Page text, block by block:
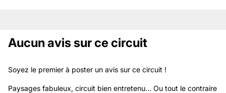
Aucun avis sur ce circuit
Soyez le premier à poster un avis sur ce circuit !
Paysages fabuleux, circuit bien entretenu... Ou tout le contraire